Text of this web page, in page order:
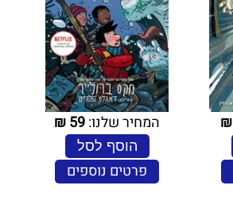
₪ המחיר שלנו:59
₪
הוסף לסל
פרטים נוספים